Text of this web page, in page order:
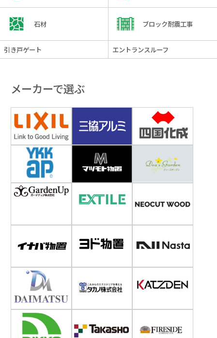
石材 ブロック耐震工事
引き戸ゲート エントランスルーフ
メーカーで選ぶ